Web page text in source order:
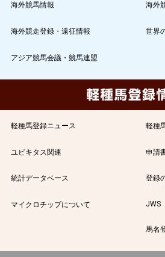
海外競馬情報 海外
海外競走登録・遠征情報 世界
アジア競馬会議・競馬連盟
軽種馬登録ニュース 軽種
ユビキタス関連 申請
統計データベース 登録
マイクロチップについて JWS
馬名